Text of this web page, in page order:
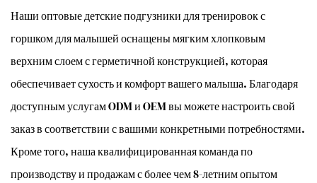
Наши оптовые детские подгузники для тренировок с
горшком для малышей оснащены мягким хлопковым
верхним слоем с герметичной конструкцией, которая
обеспечивает сухость и комфорт вашего малыша. Благодаря
доступным услугам ODM и OEM вы можете настроить свой
заказ в соответствии с вашими конкретными потребностями.
Кроме того, наша квалифицированная команда по
производству и продажам с более чем 8-летним опытом